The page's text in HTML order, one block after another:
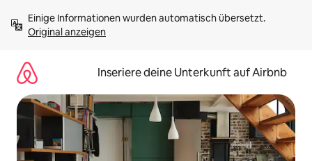
Inhalten
springenOriginal anzeigen
Inseriere deine Unterkunft auf Airbnb